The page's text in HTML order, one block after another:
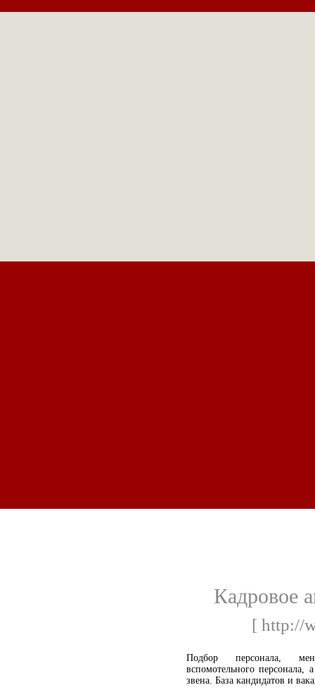
Кадровое
[ http://
Подбор персонала,
вспомотельного персонала,
звена. База кандидатов и